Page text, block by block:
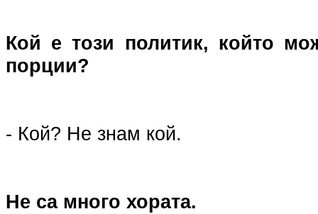
Кой е този политик, който
порции?
- Кой? Не знам кой.
Не са много хората.